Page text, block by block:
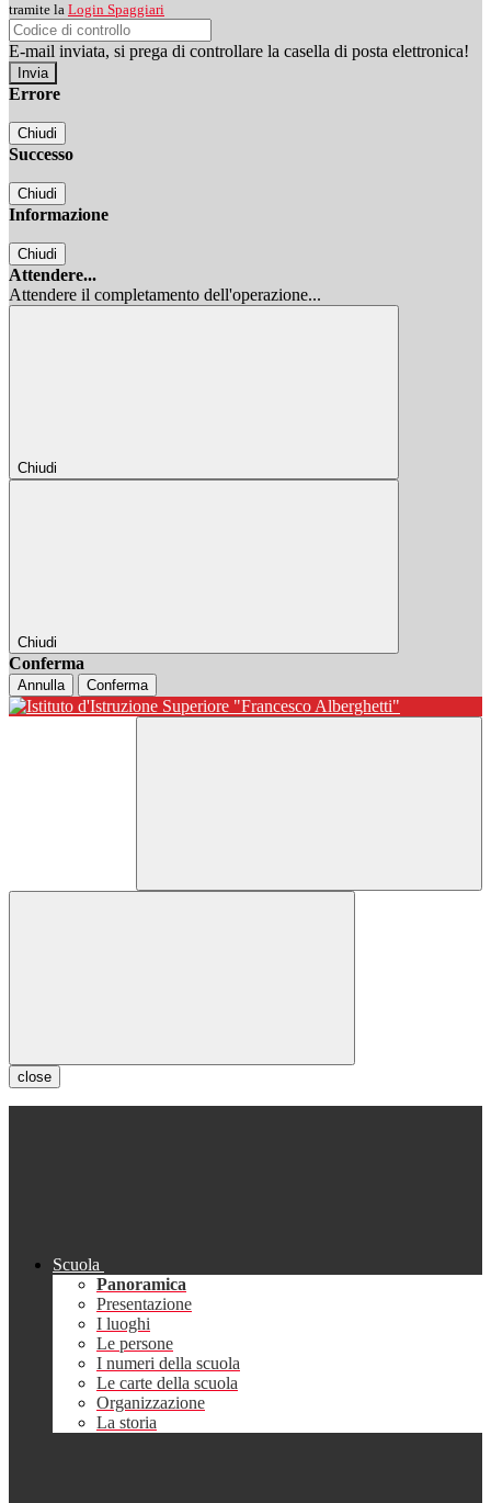
tramite la Login Spaggiari
E-mail inviata, si prega di controllare la casella di posta elettronica!
Errore
Chiudi
Successo
Chiudi
Informazione
Chiudi
Attendere...
Attendere il completamento dell'operazione...
Chiudi
Chiudi
Conferma
Annulla Conferma
close
Scuola
Panoramica
Presentazione
I luoghi
Le persone
I numeri della scuola
Le carte della scuola
Organizzazione
La storia